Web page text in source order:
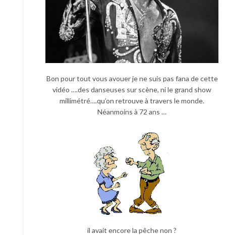
Bon pour tout vous avouer je ne suis pas fana de cette
vidéo ….des danseuses sur scène, ni le grand show
millimétré….qu’on retrouve à travers le monde.
Néanmoins à 72 ans …
il avait encore la pêche non ?